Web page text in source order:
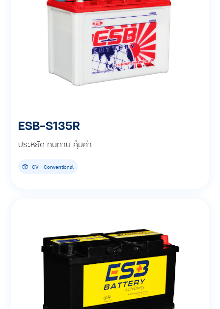
ESB-S135R
ประหยัด ทนทาน คุ้มค่า
CV - Conventional